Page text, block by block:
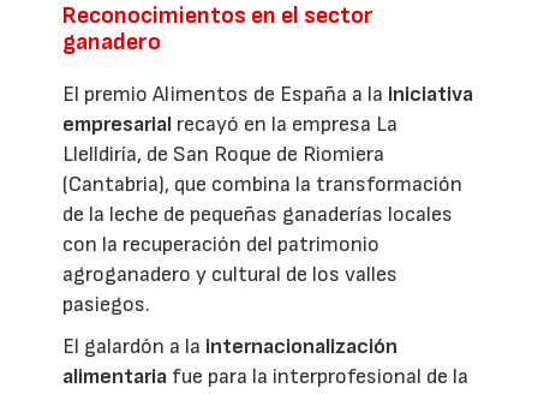
Reconocimientos en el sector
ganadero
El premio Alimentos de España a la iniciativa
empresarial recayó en la empresa La
Llelldiría, de San Roque de Riomiera
(Cantabria), que combina la transformación
de la leche de pequeñas ganaderías locales
con la recuperación del patrimonio
agroganadero y cultural de los valles
pasiegos.
El galardón a la internacionalización
alimentaria fue para la interprofesional de la